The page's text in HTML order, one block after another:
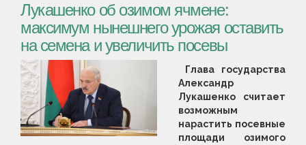
Лукашенко об озимом ячмене:
максимум нынешнего урожая оставить
на семена и увеличить посевы
Глава государства
Александр
Лукашенко считает
возможным
нарастить посевные
площади озимого